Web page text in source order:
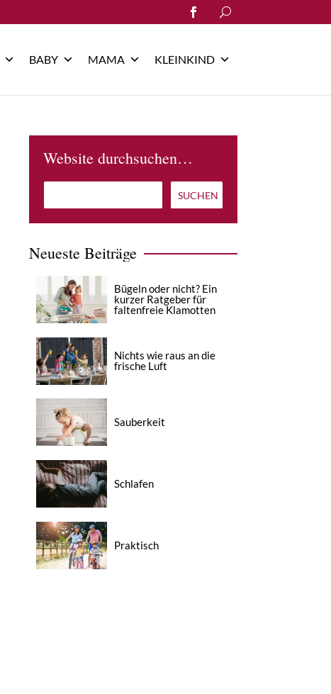
Search
for:
BABY MAMA KLEINKIND
Website durchsuchen…
Neueste Beiträge
Bügeln oder nicht? Ein
kurzer Ratgeber für
faltenfreie Klamotten
Nichts wie raus an die
frische Luft
Sauberkeit
Schlafen
Praktisch